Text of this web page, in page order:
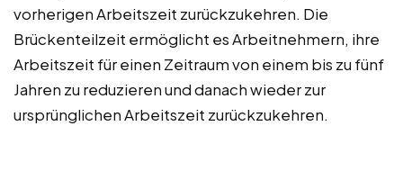
vorherigen Arbeitszeit zurückzukehren. Die
Brückenteilzeit ermöglicht es Arbeitnehmern, ihre
Arbeitszeit für einen Zeitraum von einem bis zu fünf
Jahren zu reduzieren und danach wieder zur
ursprünglichen Arbeitszeit zurückzukehren.